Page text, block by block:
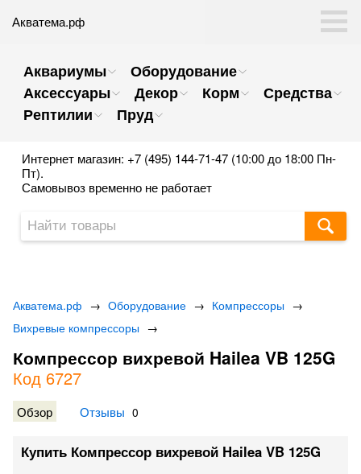
Акватема.рф
Аквариумы
Оборудование
Аксессуары
Декор Корм
Средства
Рептилии
Пруд
Интернет магазин: +7 (495) 144-71-47 (10:00 до 18:00 Пн-
Пт).
Самовывоз временно не работает
Акватема.рф → Оборудование → Компрессоры →
Вихревые компрессоры →
Компрессор вихревой Hailea VB 125G
Код 6727
Обзор Отзывы 0
Купить Компрессор вихревой Hailea VB 125G